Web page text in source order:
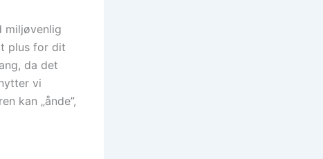
miljøvenlig
plus for dit
da det
vi
kan „ånde”,